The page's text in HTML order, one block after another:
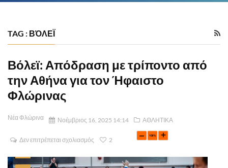
TAG : ΒΌΛΕΪ
Βόλεϊ: Απόδραση με τρίποντο από
την Αθήνα για τον Ήφαιστο
Φλώρινας
Νέα Φλώρινα Νοέμβριος 16, 2025 14:14 ΑΘΛΗΤΙΚΑ
Δεν επιτρέπεται σχολιασμός 2